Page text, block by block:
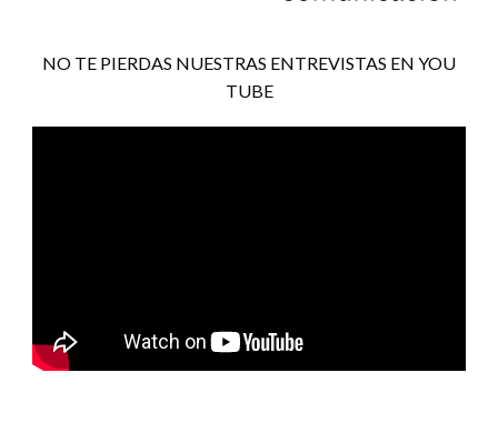
NO TE PIERDAS NUESTRAS ENTREVISTAS EN YOU
TUBE